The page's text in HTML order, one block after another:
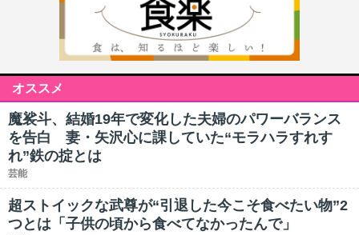
オススメ
魔裟斗、結婚19年で変化した夫婦のパワーバランス
を告白 妻・矢沢心に課していた“モラハラすれす
れ”鉄の掟とは
芸能
超ストイックな武尊が“引退した今こそ食べたい物”2
つとは「子供の頃から食べてなかったんで」